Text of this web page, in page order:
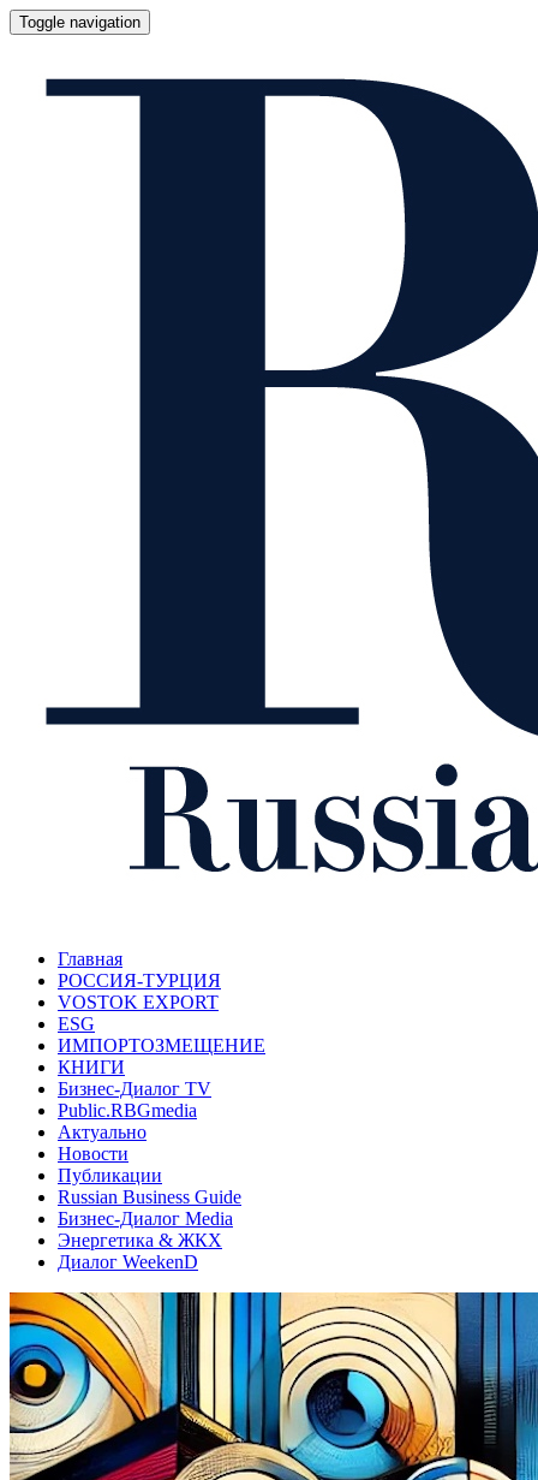
Toggle navigation
Главная
РОССИЯ-ТУРЦИЯ
VOSTOK EXPORT
ESG
ИМПОРТОЗМЕЩЕНИЕ
КНИГИ
Бизнес-Диалог TV
Public.RBGmedia
Актуально
Новости
Публикации
Russian Business Guide
Бизнес-Диалог Media
Энергетика & ЖКХ
Диалог WeekenD